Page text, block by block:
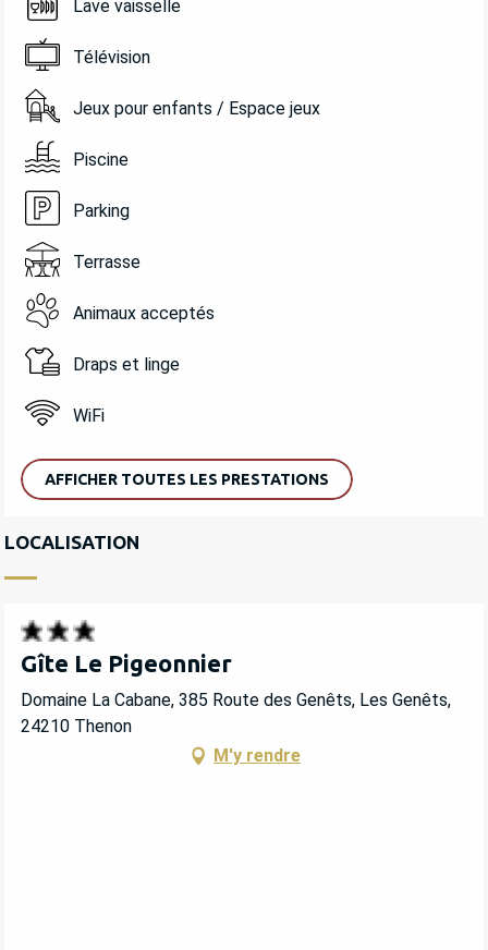
Lave vaisselle
Télévision
Jeux pour enfants / Espace jeux
Piscine
Parking
Terrasse
Animaux acceptés
Draps et linge
WiFi
AFFICHER TOUTES LES PRESTATIONS
LOCALISATION
Gîte Le Pigeonnier
Domaine La Cabane, 385 Route des Genêts, Les Genêts,
24210 Thenon
M'y rendre